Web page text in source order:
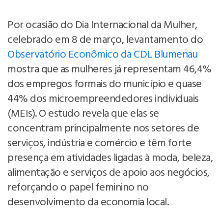
Por ocasião do Dia Internacional da Mulher,
celebrado em 8 de março, levantamento do
Observatório Econômico da CDL Blumenau
mostra que as mulheres já representam 46,4%
dos empregos formais do município e quase
44% dos microempreendedores individuais
(MEIs). O estudo revela que elas se
concentram principalmente nos setores de
serviços, indústria e comércio e têm forte
presença em atividades ligadas à moda, beleza,
alimentação e serviços de apoio aos negócios,
reforçando o papel feminino no
desenvolvimento da economia local.